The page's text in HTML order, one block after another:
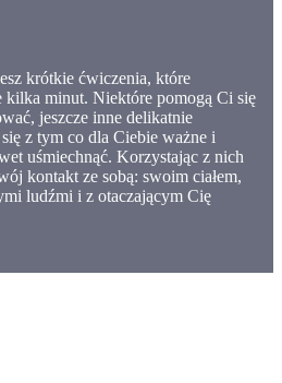
krótkie ćwiczenia, które
minut. Niektóre pomogą Ci się
jeszcze inne delikatnie
z tym co dla Ciebie ważne i
uśmiechnąć. Korzystając z nich
kontakt ze sobą: swoim ciałem,
ludźmi i z otaczającym Cię